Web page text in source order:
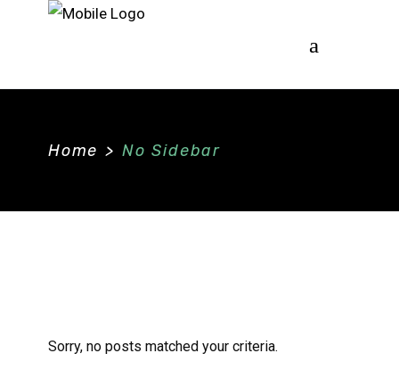
Home > No Sidebar
Sorry, no posts matched your criteria.